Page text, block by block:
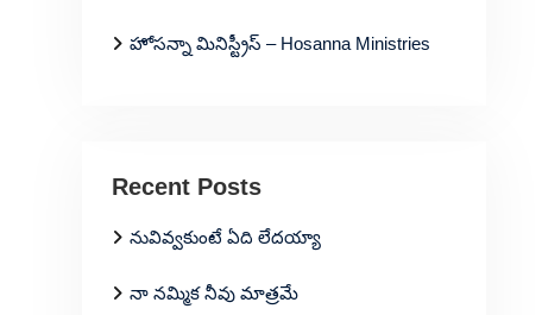
హోసన్నా మినిస్ట్రీస్ – Hosanna Ministries
Recent Posts
నువివ్వకుంటే ఏది లేదయ్యా
నా నమ్మిక నీవు మాత్రమే